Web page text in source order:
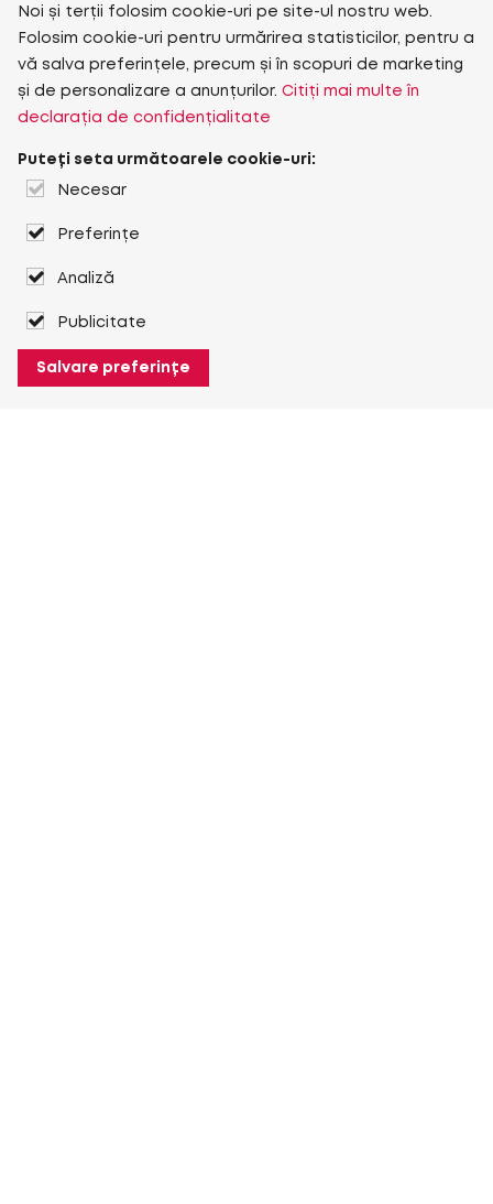
Noi și terții folosim cookie-uri pe site-ul nostru web.
Folosim cookie-uri pentru urmărirea statisticilor, pentru a
vă salva preferințele, precum și în scopuri de marketing
și de personalizare a anunțurilor. Citiți mai multe în
declarația de confidențialitate
Puteți seta următoarele cookie-uri:
Necesar
Preferințe
Analiză
Publicitate
Salvare preferințe